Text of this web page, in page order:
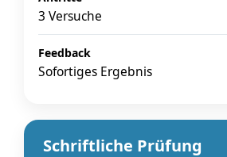
3 Versuche
Feedback
Sofortiges Ergebnis
Schriftliche Prüfung